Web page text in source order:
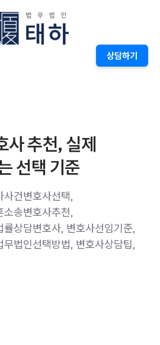
상담하기
사 추천, 실제
선택 기준
건변호사선택,
소송변호사추천,
상담변호사, 변호사선임기준,
법인선택방법, 변호사상담팁,